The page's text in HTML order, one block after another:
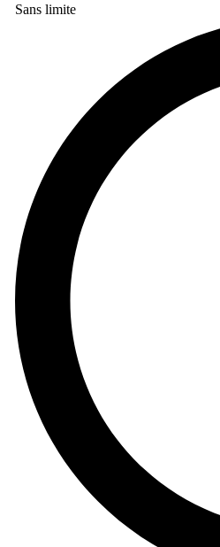
Sans limite